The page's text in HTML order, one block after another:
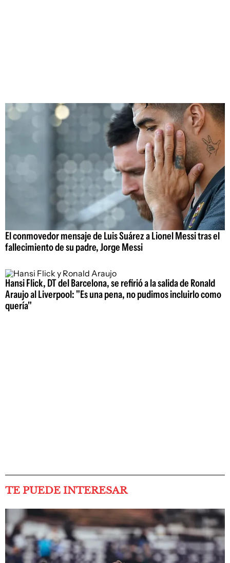
El conmovedor mensaje de Luis Suárez a Lionel Messi tras el
fallecimiento de su padre, Jorge Messi
Hansi Flick, DT del Barcelona, se refirió a la salida de Ronald
Araujo al Liverpool: "Es una pena, no pudimos incluirlo como
quería"
TE PUEDE INTERESAR